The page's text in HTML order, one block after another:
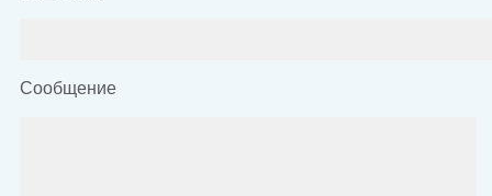
Сообщение